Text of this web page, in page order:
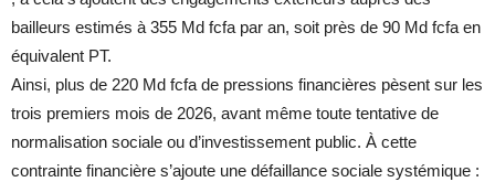
bailleurs estimés à 355 Md fcfa par an, soit près de 90 Md fcfa en
équivalent PT.
Ainsi, plus de 220 Md fcfa de pressions financières pèsent sur les
trois premiers mois de 2026, avant même toute tentative de
normalisation sociale ou d’investissement public. À cette
contrainte financière s’ajoute une défaillance sociale systémique :